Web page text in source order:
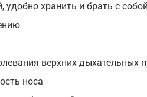
удобно хранить и брать с собой
верхних дыхательных
носа